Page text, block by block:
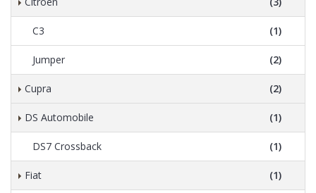
C3 (1)
Jumper (2)
Cupra (2)
DS Automobile (1)
DS7 Crossback (1)
Fiat (1)